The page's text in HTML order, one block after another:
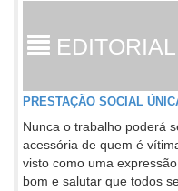
EDITORIAL
PRESTAÇÃO SOCIAL
Nunca o trabalho poderá
acessória de quem é
visto como uma
bom e salutar que todos